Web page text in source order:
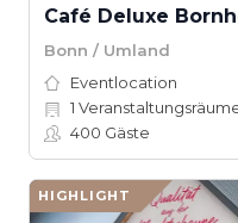
Café Deluxe
Bonn / Umland
Eventlocation
1
400 Gäste
HIGHLIGHT